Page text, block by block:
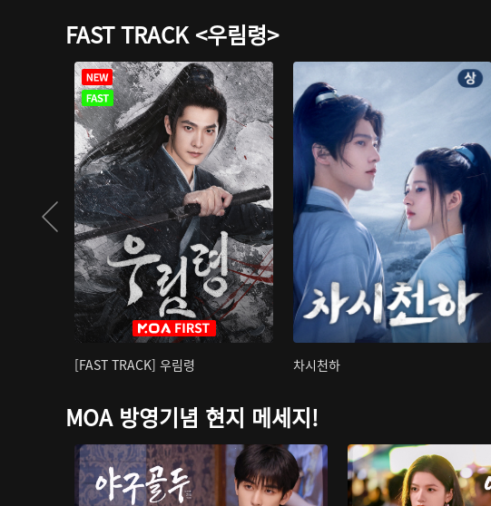
FAST TRACK <우림령>
[FAST TRACK] 우림령 차시천하
MOA 방영기념 현지 메세지!